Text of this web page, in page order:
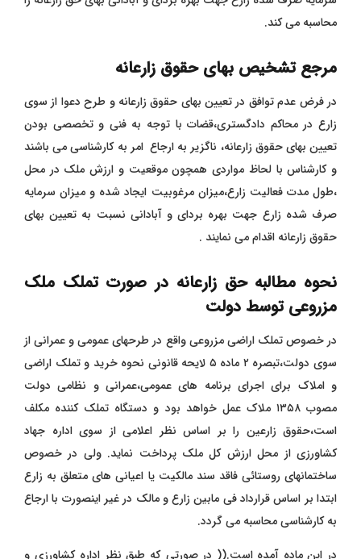
محاسبه می کند.
مرجع تشخیص بهای حقوق زارعانه
در فرض عدم توافق در تعیین بهای حقوق زارعانه و طرح دعوا از سوی
زارع در محاکم دادگستری،قضات با توجه به فنی و تخصصی بودن
تعیین بهای حقوق زارعانه، ناگزیر به ارجاع امر به کارشناسی می باشند
و کارشناس با لحاظ مواردی همچون موقعیت و ارزش ملک در محل
،طول مدت فعالیت زارع،میزان مرغوبیت ایجاد شده و میزان سرمایه
صرف شده زارع جهت بهره بردای و آبادانی نسبت به تعیین بهای
حقوق زارعانه اقدام می نمایند .
نحوه مطالبه حق زارعانه در صورت تملک ملک
مزروعی توسط دولت
در خصوص تملک اراضی مزروعی واقع در طرحهای عمومی و عمرانی از
سوی دولت،تبصره ۲ ماده ۵ لایحه قانونی نحوه خرید و تملک اراضی
و املاک برای اجرای برنامه های عمومی،عمرانی و نظامی دولت
مصوب ۱۳۵۸ ملاک عمل خواهد بود و دستگاه تملک کننده مکلف
است،حقوق زارعین را بر اساس نظر اعلامی از سوی اداره جهاد
کشاورزی از محل ارزش کل ملک پرداخت نماید. ولی در خصوص
ساختمانهای روستائی فاقد سند مالکیت یا اعیانی های متعلق به زارع
ابتدا بر اساس قرارداد فی مابین زارع و مالک در غیر اینصورت با ارجاع
به کارشناسی محاسبه می گردد.
در این ماده آمده است.(( در صورتي كه طبق نظر اداره كشاورزي و